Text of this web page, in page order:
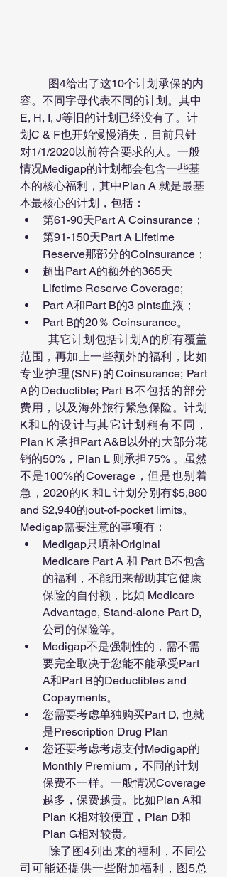
容。不同字母代表不同的计划。其中
E, H, I, J等旧的计划已经没有了。计
划C & F也开始慢慢消失，目前只针
对1/1/2020以前符合要求的人。一般
情况Medigap的计划都会包含一些基
本的核心福利，其中Plan A 就是最基
本最核心的计划，包括：
第61-90天Part A Coinsurance；
第91-150天Part A Lifetime
Reserve那部分的Coinsurance；
超出Part A的额外的365天
Lifetime Reserve Coverage;
Part A和Part B的3 pints血液；
Part B的20％ Coinsurance。
	其它计划包括计划A的所有覆盖
范围，再加上一些额外的福利，比如
专业护理(SNF)的Coinsurance; Part
A的Deductible; Part B不包括的部分
费用，以及海外旅行紧急保险。计划
K和L的设计与其它计划稍有不同，
Plan K 承担Part A&B以外的大部分花
销的50%，Plan L 则承担75% 。虽然
不是100%的Coverage，但是也别着
急，2020的K 和L 计划分别有$5,880
and $2,940的out-of-pocket limits。
Medigap需要注意的事项有：
Medigap只填补Original
Medicare Part A 和 Part B不包含
的福利，不能用来帮助其它健康
保险的自付额，比如 Medicare
Advantage, Stand-alone Part D,
公司的保险等。
Medigap不是强制性的，需不需
要完全取决于您能不能承受Part
A和Part B的Deductibles and
Copayments。
您需要考虑单独购买Part D, 也就
是Prescription Drug Plan
您还要考虑考虑支付Medigap的
Monthly Premium，不同的计划
保费不一样。一般情况Coverage
越多，保费越贵。比如Plan A和
Plan K相对较便宜，Plan D和
Plan G相对较贵。
司可能还提供一些附加福利，图5总